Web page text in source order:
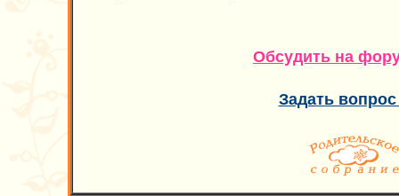
Обсудить на
Задать